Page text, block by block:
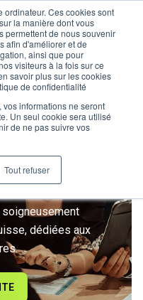
ordinateur. Ces cookies sont
la manière dont vous
permettent de nous souvenir
afin d'améliorer et de
ainsi que pour
visiteurs à la fois sur ce
savoir plus sur les cookies
de confidentialité
informations ne seront
Un seul cookie sera utilisé
de ne pas suivre vos
Tout refuser
ENTRE
ÈRE
d'investissement
dédiées aux